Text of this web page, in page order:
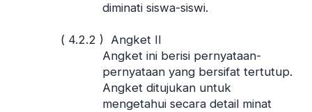
diminati siswa-siswi.
( 4.2.2 ) Angket II
Angket ini berisi pernyataan-
pernyataan yang bersifat tertutup.
Angket ditujukan untuk
mengetahui secara detail minat